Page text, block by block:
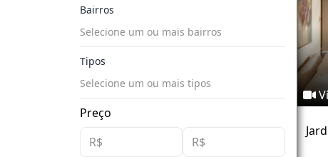
Bairros
Selecione um ou mais bairros
Tipos
Selecione um ou mais tipos
Preço